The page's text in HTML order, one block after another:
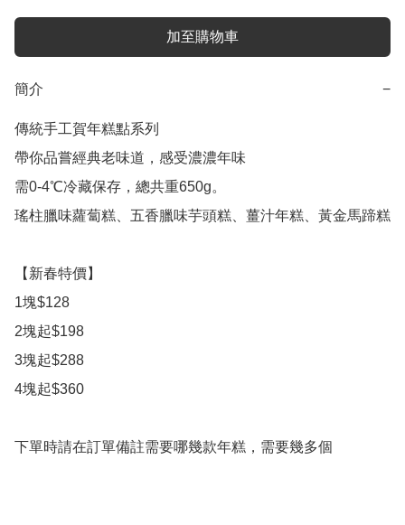
加至購物車
簡介 −
傳統手工賀年糕點系列
帶你品嘗經典老味道，感受濃濃年味
需0-4℃冷藏保存，總共重650g。
瑤柱臘味蘿蔔糕、五香臘味芋頭糕、薑汁年糕、黃金馬蹄糕
【新春特價】
1塊$128
2塊起$198
3塊起$288
4塊起$360
下單時請在訂單備註需要哪幾款年糕，需要幾多個